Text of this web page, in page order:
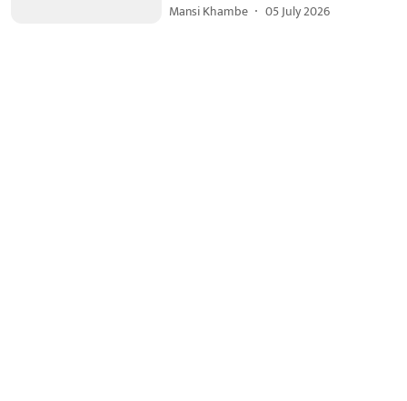
Mansi Khambe 05 July 2026